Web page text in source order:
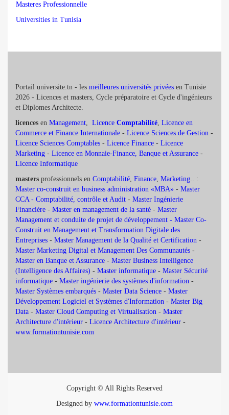
Masteres Professionnelle
Universities in Tunisia
Portail universite.tn - les meilleures universités privées en Tunisie
2026 - Licences et masters, Cycle préparatoire et Cycle d'ingénieurs
et Diplomes Architecte.
licences en Management, Licence Comptabilité, Licence en
Commerce et Finance Internationale - Licence Sciences de Gestion -
Licence Sciences Comptables - Licence Finance - Licence
Marketing - Licence en Monnaie-Finance, Banque et Assurance -
Licence Informatique
masters professionnels en Comptabilité, Finance, Marketing.. :
Master co-construit en business administration «MBA» - Master
CCA - Comptabilité, contrôle et Audit - Master Ingénierie
Financière - Master en management de la santé - Master
Management et conduite de projet de développement - Master Co-
Construit en Management et Transformation Digitale des
Entreprises - Master Management de la Qualité et Certification -
Master Marketing Digital et Management Des Communautés -
Master en Banque et Assurance - Master Business Intelligence
(Intelligence des Affaires) - Master informatique - Master Sécurité
informatique - Master ingénierie des systèmes d'information -
Master Systèmes embarqués - Master Data Science - Master
Développement Logiciel et Systèmes d'Information - Master Big
Data - Master Cloud Computing et Virtualisation - Master
Architecture d'intérieur - Licence Architecture d'intérieur -
www.formationtunisie.com
Copyright © All Rights Reserved
Designed by www.formationtunisie.com